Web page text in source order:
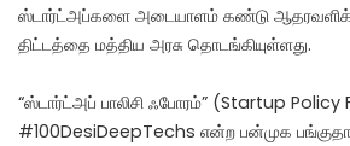
ஸ்டார்ட்அப்களை அடையாளம் கண்டு
திட்டத்தை மத்திய அரசு தொடங்கியுள்ளது.
“ஸ்டார்ட்அப் பாலிசி ஃபோரம்” (Startup Policy
#100DesiDeepTechs என்ற பன்முக